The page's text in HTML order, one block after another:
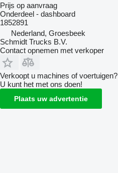
Prijs op aanvraag
Onderdeel - dashboard
1852891
Nederland, Groesbeek
Schmidt Trucks B.V.
Contact opnemen met verkoper
Verkoopt u machines of voertuigen?
U kunt het met ons doen!
Plaats uw advertentie